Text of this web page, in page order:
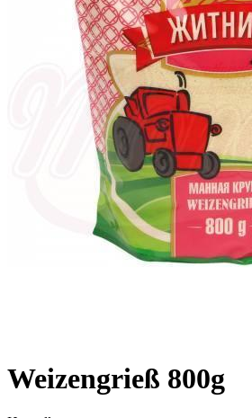
Weizengrieß 800g